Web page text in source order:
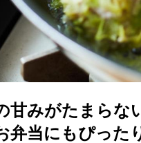
甘みがたまらな
弁当にもぴった